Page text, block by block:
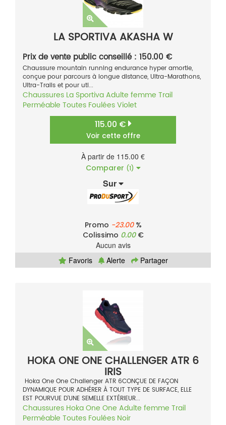
LA SPORTIVA AKASHA W
Prix de vente public conseillé : 150.00 €
Chaussure mountain running endurance hyper amortie,
conçue pour parcours à longue distance, Ultra-Marathons,
Ultra-Trails et pour uti...
Chaussures La SportivaAdulte femme Trail
Perméable Toutes FouléesViolet
115.00 €
Voir cette offre
À partir de 115.00 €
Comparer (1)
Sur
Promo -23.00%
Colissimo 0.00€
Aucun avis
Favoris
Alerte Partager
HOKA ONE ONE CHALLENGER ATR 6
IRIS
Hoka One One Challenger ATR 6CONÇUE DE FAÇON
DYNAMIQUE POUR ADHÉRER À TOUT TYPE DE SURFACE, ELLE
EST POURVUE D’UNE SEMELLE EXTÉRIEUR...
Chaussures Hoka One One Adulte femme Trail
Perméable Toutes Foulées Noir